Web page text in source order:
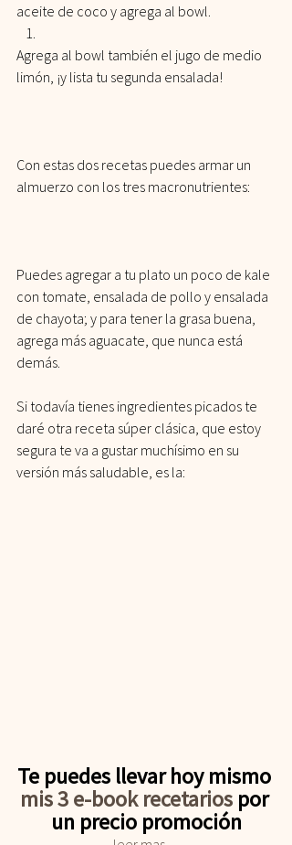
aceite de coco y agrega al bowl.
Agrega al bowl también el jugo de medio
limón, ¡y lista tu segunda ensalada!
Con estas dos recetas puedes armar un
almuerzo con los tres macronutrientes:
Puedes agregar a tu plato un poco de kale
con tomate, ensalada de pollo y ensalada
de chayota; y para tener la grasa buena,
agrega más aguacate, que nunca está
demás.
Si todavía tienes ingredientes picados te
daré otra receta súper clásica, que estoy
segura te va a gustar muchísimo en su
versión más saludable, es la:
Te puedes llevar hoy mismo
mis 3 e-book recetarios por
un precio promoción